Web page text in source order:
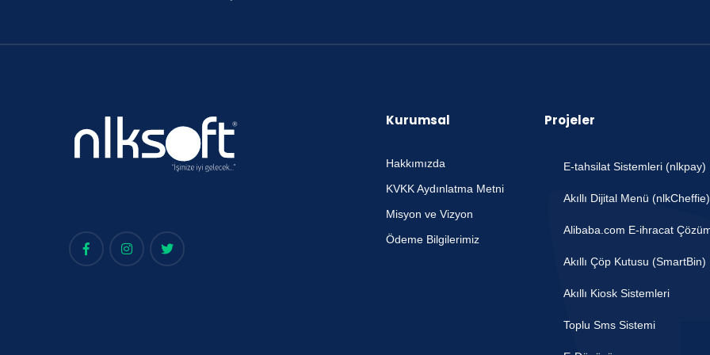
Kurumsal
Hakkımızda
KVKK Aydınlatma Metni
Misyon ve Vizyon
Ödeme Bilgilerimiz
Projeler
E-tahsilat Sistemleri (nlkpay)
Akıllı Dijital Menü (nlkCheffie)
Alibaba.com E-ihracat
Akıllı Çöp Kutusu (SmartBin)
Akıllı Kiosk Sistemleri
Toplu Sms Sistemi